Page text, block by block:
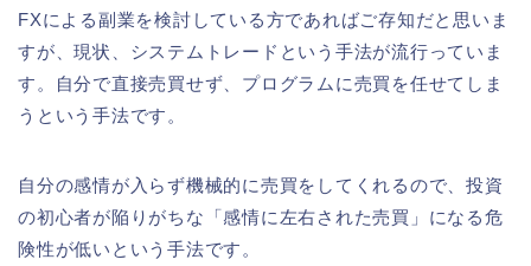
FXによる副業を検討している方であればご存知だと思いま
すが、現状、システムトレードという手法が流行っていま
す。自分で直接売買せず、プログラムに売買を任せてしま
うという手法です。
自分の感情が入らず機械的に売買をしてくれるので、投資
の初心者が陥りがちな「感情に左右された売買」になる危
険性が低いという手法です。